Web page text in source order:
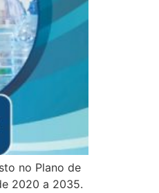
no Plano de
2020 a 2035.